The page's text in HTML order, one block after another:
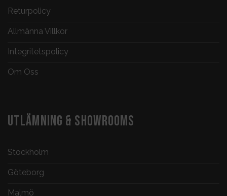
Returpolicy
Allmänna Villkor
Integritetspolicy
Om Oss
UTLÄMNING & SHOWROOMS
Stockholm
Göteborg
Malmö